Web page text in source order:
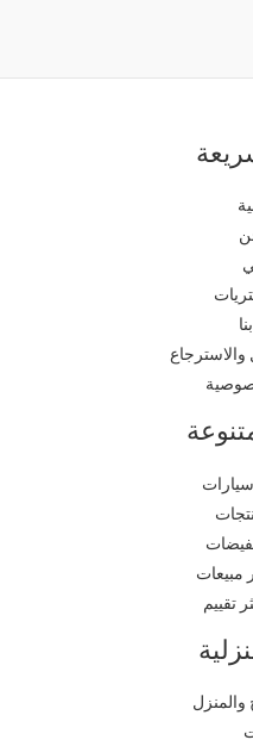
والاسترجاع
مبيعات
تقييم
والمنزل